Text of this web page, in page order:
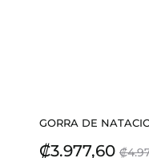
GORRA DE
Precio
₡3.977,60